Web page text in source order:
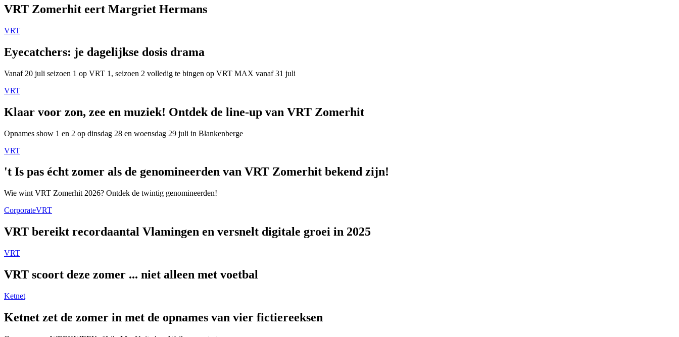
VRT Zomerhit eert Margriet Hermans
VRT
Eyecatchers: je dagelijkse dosis drama
Vanaf 20 juli seizoen 1 op VRT 1, seizoen 2 volledig te bingen op VRT MAX vanaf 31 juli
VRT
Klaar voor zon, zee en muziek! Ontdek de line-up van VRT Zomerhit
Opnames show 1 en 2 op dinsdag 28 en woensdag 29 juli in Blankenberge
VRT
't Is pas écht zomer als de genomineerden van VRT Zomerhit bekend zijn!
Wie wint VRT Zomerhit 2026? Ontdek de twintig genomineerden!
CorporateVRT
VRT bereikt recordaantal Vlamingen en versnelt digitale groei in 2025
VRT
VRT scoort deze zomer ... niet alleen met voetbal
Ketnet
Ketnet zet de zomer in met de opnames van vier fictiereeksen